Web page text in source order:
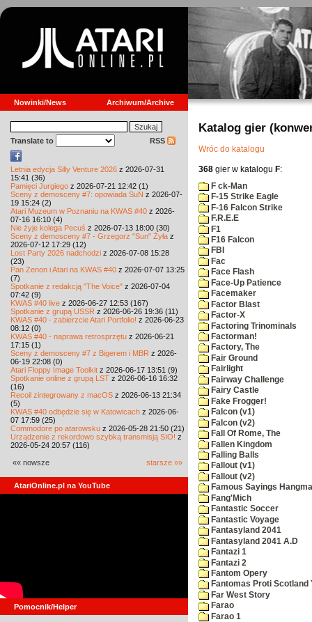
Nowinki/News Archiwum/Archive
Translate to RSS
Letnia edycja Silly Venture 2026 z 2026-07-31
15:41 (36)
Pamięci Jurgiego z 2026-07-21 12:42 (1)
Sceny z demosceny #7: opowiada SuN z 2026-07-
19 15:24 (2)
Atari Muzeum w Poznaniu na KWAS #40 z 2026-
07-16 16:10 (4)
Nie żyje kolega Pecuś z 2026-07-13 18:00 (30)
Sceny z demosceny #7 - Grzegorz "Sun" Żyła z
2026-07-12 17:29 (12)
Lost Party 2026 nadchodzi z 2026-07-08 15:28
(23)
Pan Zenon i Atari na KWAS #40 z 2026-07-07 13:25
(7)
Spotkanie z redakcją "The Voice" z 2026-07-04
07:42 (9)
KWAS #40 live z 2026-06-27 12:53 (167)
Spotkanie z grupą USSR z 2026-06-26 19:36 (11)
KWAS #40 - zabierzcie Atari Portfolio! z 2026-06-23
08:12 (0)
KWAS #40 - naprawa retrosprzętu z 2026-06-21
17:15 (1)
Sceny z demosceny #7 z Bigerem i MBR z 2026-
06-19 22:08 (0)
Atari Floppy Image Toolkit z 2026-06-17 13:51 (9)
Spotkanie online z grupą LST z 2026-06-16 16:32
(16)
Recoil zintegrowany z macOS z 2026-06-13 21:34
(5)
KWAS #40 odbędzie się w Katowicach z 2026-06-
07 17:59 (25)
Commodore po atarowsku z 2026-05-28 21:50 (21)
Urządzenie z rekordowo szybką transmisją SIO! z
2026-05-24 20:57 (116)
«« nowsze starsze »»
AtariOnline.pl na YouTube
Pomocnik/Helper
Katalog gier
Wróc do katalogu
368 gier w katalogu F:
F ck-Man
F-15 Strike Eagle
F-16 Falcon Strike
F.R.E.E
F1
F16 Falcon
FBI
Fac
Face Flash
Face-Up Patience
Facemaker
Factor Blast
Factor-X
Factoring Trinominals
Factorman!
Factory, The
Fair Ground
Fairlight
Fairway Challenge
Fairy Castle
Fake Frogger!
Falcon (v1)
Falcon (v2)
Fall Of Rome, The
Fallen Kingdom
Falling Balls
Fallout (v1)
Fallout (v2)
Famous Sayings
Fang'Mich
Fantastic Soccer
Fantastic Voyage
Fantasyland 2041
Fantasyland 2041 A.D
Fantazi 1
Fantazi 2
Fantom Opery
Fantomas Proti Scotland
Far West Story
Farao
Farao 1